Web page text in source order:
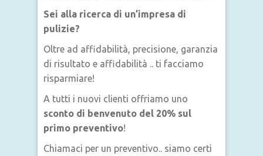
Sei alla ricerca di un’impresa di
pulizie?
Oltre ad affidabilità, precisione, garanzia
di risultato e affidabilità .. ti facciamo
risparmiare!
A tutti i nuovi clienti offriamo uno
sconto di benvenuto del 20% sul
primo preventivo!
Chiamaci per un preventivo.. siamo certi